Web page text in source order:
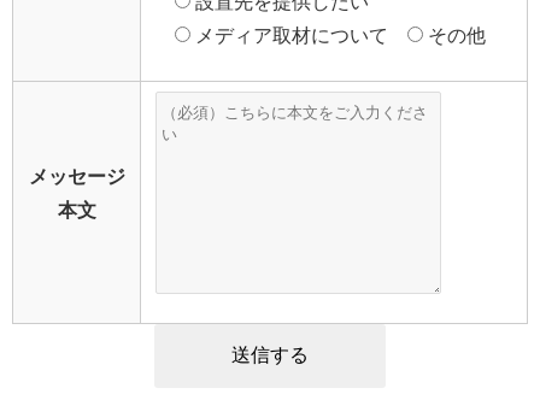
メディア取材について
その他
メッセージ
本文